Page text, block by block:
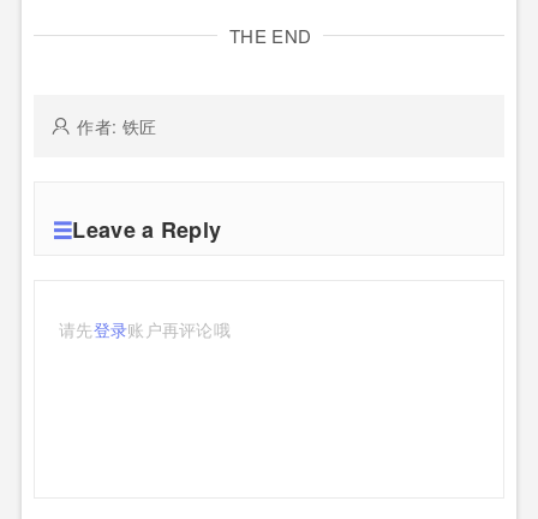
THE END
作者: 铁匠
Leave a Reply
请先登录账户再评论哦